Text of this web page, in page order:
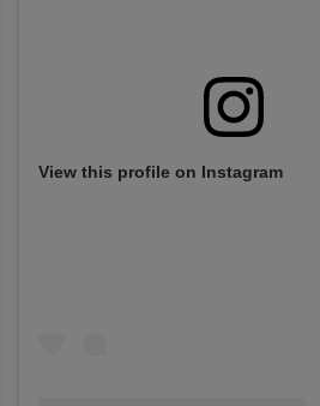
View this profile on Instagram